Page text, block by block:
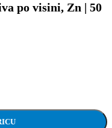
po visini, Zn | 50
Zn | 50 x 30 cm količina